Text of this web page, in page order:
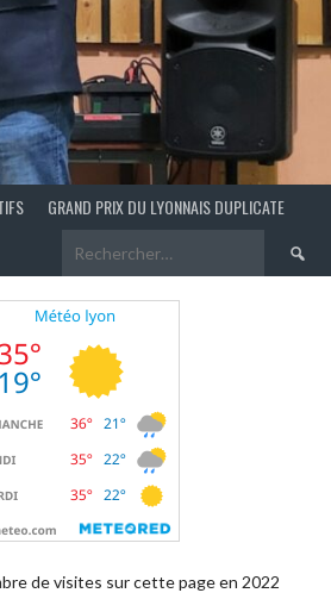
GRAND PRIX DU LYONNAIS DUPLICATE
de visites sur cette page en 2022